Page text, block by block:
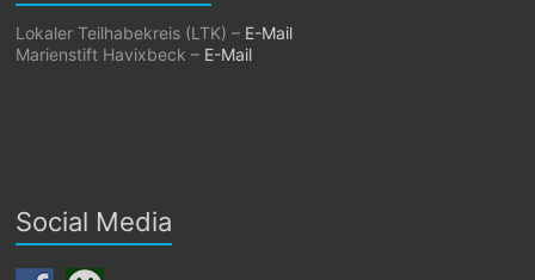
Lokaler Teilhabekreis (LTK) – E-Mail
Marienstift Havixbeck – E-Mail
Social Media